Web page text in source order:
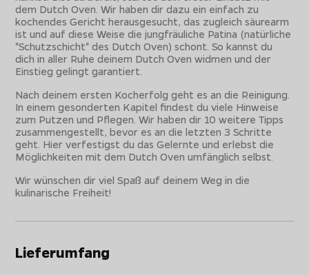
dem Dutch Oven. Wir haben dir dazu ein einfach zu
kochendes Gericht herausgesucht, das zugleich säurearm
ist und auf diese Weise die jungfräuliche Patina (natürliche
"Schutzschicht" des Dutch Oven) schont. So kannst du
dich in aller Ruhe deinem Dutch Oven widmen und der
Einstieg gelingt garantiert.
Nach deinem ersten Kocherfolg geht es an die Reinigung.
In einem gesonderten Kapitel findest du viele Hinweise
zum Putzen und Pflegen. Wir haben dir 10 weitere Tipps
zusammengestellt, bevor es an die letzten 3 Schritte
geht. Hier verfestigst du das Gelernte und erlebst die
Möglichkeiten mit dem Dutch Oven umfänglich selbst.
Wir wünschen dir viel Spaß auf deinem Weg in die
kulinarische Freiheit!
Lieferumfang